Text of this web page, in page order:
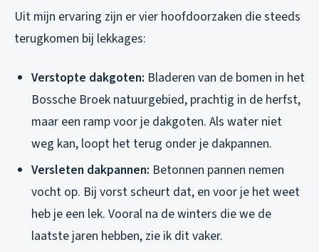
Uit mijn ervaring zijn er vier hoofdoorzaken die steeds
terugkomen bij lekkages:
Verstopte dakgoten: Bladeren van de bomen in het
Bossche Broek natuurgebied, prachtig in de herfst,
maar een ramp voor je dakgoten. Als water niet
weg kan, loopt het terug onder je dakpannen.
Versleten dakpannen: Betonnen pannen nemen
vocht op. Bij vorst scheurt dat, en voor je het weet
heb je een lek. Vooral na de winters die we de
laatste jaren hebben, zie ik dit vaker.